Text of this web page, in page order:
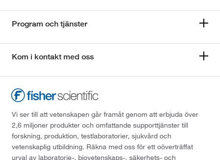
Program och tjänster
Kom i kontakt med oss
Vi ser till att vetenskapen går framåt genom att erbjuda över
2,6 miljoner produkter och omfattande supporttjänster till
forskning, produktion, testlaboratorier, sjukvård och
vetenskaplig utbildning. Räkna med oss för ett oöverträffat
urval av laboratorie-, biovetenskaps-, säkerhets- och